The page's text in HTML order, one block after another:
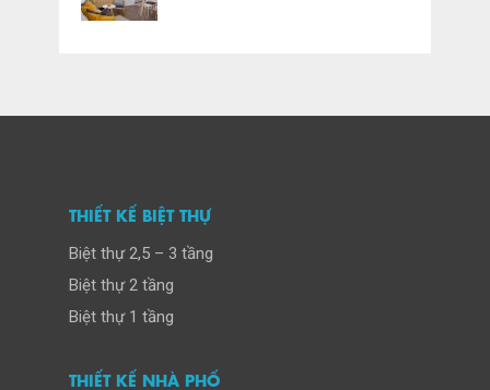
THIẾT KẾ BIỆT THỰ
Biệt thự 2,5 – 3 tầng
Biệt thự 2 tầng
Biệt thự 1 tầng
THIẾT KẾ NHÀ PHỐ